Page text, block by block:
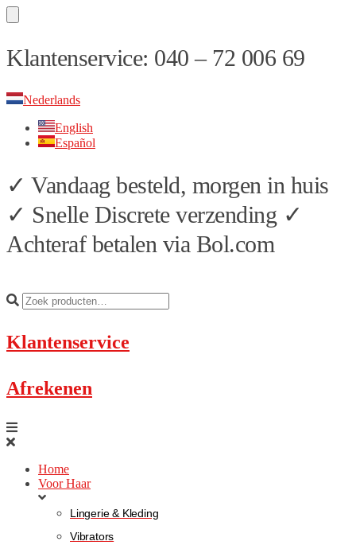
Skip
to
Skip
to
Klantenservice: 040 – 72 006 69
Nederlands
English
Español
✓ Vandaag besteld, morgen in huis
✓ Snelle Discrete verzending ✓
Achteraf betalen via Bol.com
Klantenservice
Afrekenen
Home
Voor Haar
Lingerie & Kleding
Vibrators